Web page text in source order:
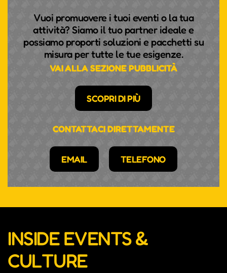
Vuoi promuovere i tuoi eventi o la tua
attività? Siamo il tuo partner ideale e
possiamo proporti soluzioni e pacchetti su
misura per tutte le tue esigenze.
VAI ALLA SEZIONE PUBBLICITÀ
SCOPRI DI PIÙ
CONTATTACI DIRETTAMENTE
EMAIL TELEFONO
INSIDE EVENTS &
CULTURE